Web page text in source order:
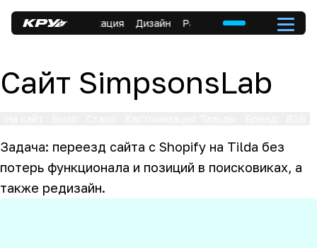
Коммуникация Дизайн Разработка Коммуникация
Сайт SimpsonsLab
Задача: переезд сайта с Shopify на Tilda без
потерь функционала и позиций в поисковиках, а
также редизайн.